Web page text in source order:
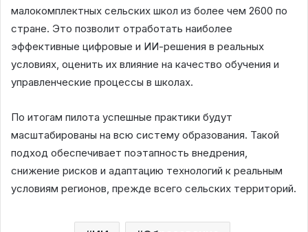
малокомплектных сельских школ из более чем 2600 по
стране. Это позволит отработать наиболее
эффективные цифровые и ИИ-решения в реальных
условиях, оценить их влияние на качество обучения и
управленческие процессы в школах.
По итогам пилота успешные практики будут
масштабированы на всю систему образования. Такой
подход обеспечивает поэтапность внедрения,
снижение рисков и адаптацию технологий к реальным
условиям регионов, прежде всего сельских территорий.